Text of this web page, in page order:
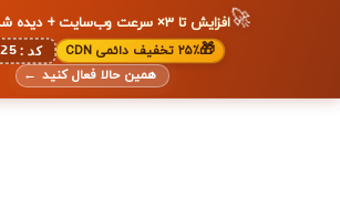
🚀افزایش تا ۳× سرعت وب‌سایت + دیده شدن در گوگل
🎁۲۵٪ تخفیف دائمی CDN کد:
همین حالا فعال کنید ←